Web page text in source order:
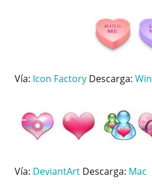
Vía: Icon Factory Descarga: Win
Vía: DeviantArt Descarga: Mac